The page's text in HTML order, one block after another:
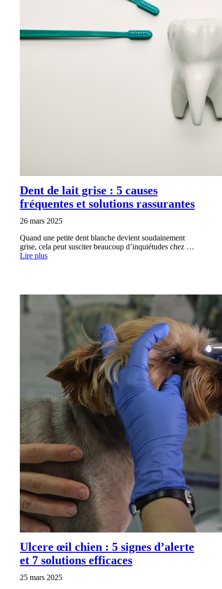
Dent de lait grise : 5 causes
fréquentes et solutions rassurantes
26 mars 2025
Quand une petite dent blanche devient soudainement
grise, cela peut susciter beaucoup d’inquiétudes chez …
Lire plus
Ulcere œil chien : 5 signes d’alerte
et 7 solutions efficaces
25 mars 2025